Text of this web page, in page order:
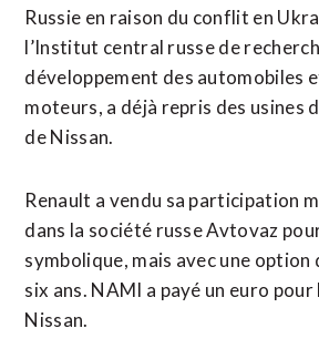
Russie en raison du conflit en
l’Institut central russe de
développement des automobiles
moteurs, a déjà repris des usines
de Nissan.
Renault a vendu sa participation
dans la société russe Avtovaz
symbolique, mais avec une option
six ans. NAMI a payé un euro
Nissan.